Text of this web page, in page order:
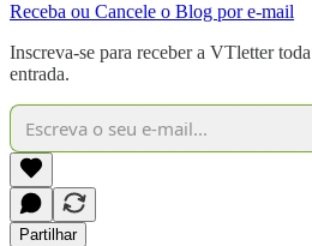
Receba ou Cancele o Blog por e-mail
Inscreva-se para receber a VTletter
entrada.
Partilhar